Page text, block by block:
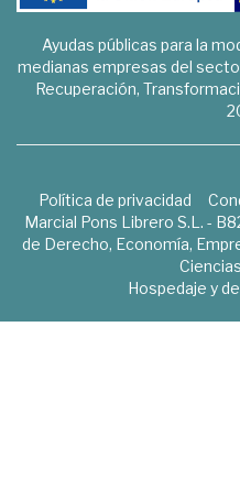
Ayudas públicas para la
medianas empresas del
Recuperación,
Política de privacidad
Marcial Pons Librero S.L. -
de Derecho, Economía,
Hospedaje y